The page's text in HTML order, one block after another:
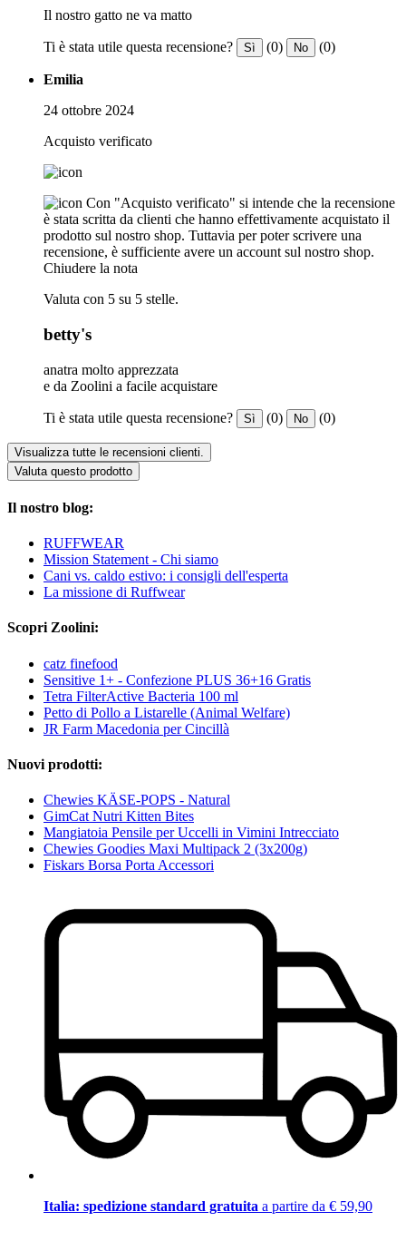
Il nostro gatto ne va matto
Ti è stata utile questa recensione? Sì (0) No (0)
Emilia
24 ottobre 2024
Acquisto verificato
Con "Acquisto verificato" si intende che la recensione
è stata scritta da clienti che hanno effettivamente acquistato il
prodotto sul nostro shop. Tuttavia per poter scrivere una
recensione, è sufficiente avere un account sul nostro shop.
Chiudere la nota
Valuta con 5 su 5 stelle.
betty's
anatra molto apprezzata
e da Zoolini a facile acquistare
Ti è stata utile questa recensione? Sì (0) No (0)
Visualizza tutte le recensioni clienti.
Valuta questo prodotto
Il nostro blog:
RUFFWEAR
Mission Statement - Chi siamo
Cani vs. caldo estivo: i consigli dell'esperta
La missione di Ruffwear
Scopri Zoolini:
catz finefood
Sensitive 1+ - Confezione PLUS 36+16 Gratis
Tetra FilterActive Bacteria 100 ml
Petto di Pollo a Listarelle (Animal Welfare)
JR Farm Macedonia per Cincillà
Nuovi prodotti:
Chewies KÄSE-POPS - Natural
GimCat Nutri Kitten Bites
Mangiatoia Pensile per Uccelli in Vimini Intrecciato
Chewies Goodies Maxi Multipack 2 (3x200g)
Fiskars Borsa Porta Accessori
Italia: spedizione standard gratuita a partire da € 59,90